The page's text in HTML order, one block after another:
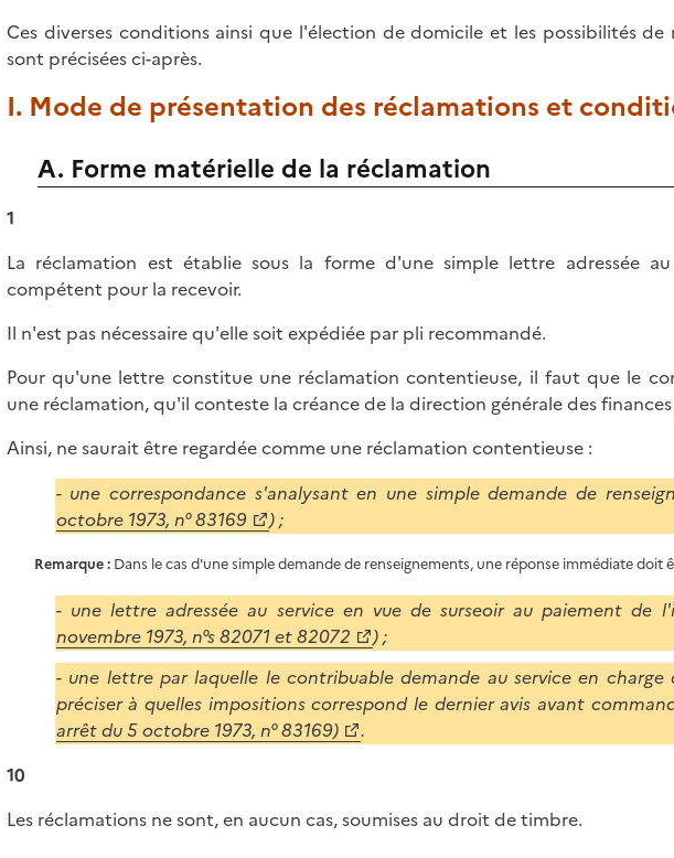
Ces diverses conditions ainsi que l'élection de domicile et les possibilités
sont précisées ci-après.
I. Mode de présentation des réclamations et
A. Forme matérielle de la réclamation
1
La réclamation est établie sous la forme d'une simple lettre adressée
compétent pour la recevoir.
Il n'est pas nécessaire qu'elle soit expédiée par pli recommandé.
Pour qu'une lettre constitue une réclamation contentieuse, il faut que le
une réclamation, qu'il conteste la créance de la direction générale des
Ainsi, ne saurait être regardée comme une réclamation contentieuse :
- une correspondance s'analysant en une simple demande de
octobre 1973, n° 83169
) ;
Remarque :Dans le cas d'une simple demande de renseignements, une réponse immédiate doit
- une lettre adressée au service en vue de surseoir au paiement de
novembre 1973, n°s 82071 et 82072
) ;
- une lettre par laquelle le contribuable demande au service en
préciser à quelles impositions correspond le dernier avis avant
arrêt du 5 octobre 1973, n° 83169)
.
10
Les réclamations ne sont, en aucun cas, soumises au droit de timbre.